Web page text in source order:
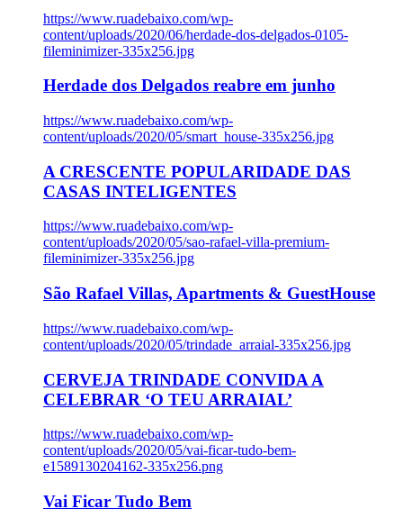
https://www.ruadebaixo.com/wp-
content/uploads/2020/06/herdade-dos-delgados-0105-
fileminimizer-335x256.jpg
Herdade dos Delgados reabre em junho
https://www.ruadebaixo.com/wp-
content/uploads/2020/05/smart_house-335x256.jpg
A CRESCENTE POPULARIDADE DAS
CASAS INTELIGENTES
https://www.ruadebaixo.com/wp-
content/uploads/2020/05/sao-rafael-villa-premium-
fileminimizer-335x256.jpg
São Rafael Villas, Apartments & GuestHouse
https://www.ruadebaixo.com/wp-
content/uploads/2020/05/trindade_arraial-335x256.jpg
CERVEJA TRINDADE CONVIDA A
CELEBRAR ‘O TEU ARRAIAL’
https://www.ruadebaixo.com/wp-
content/uploads/2020/05/vai-ficar-tudo-bem-
e1589130204162-335x256.png
Vai Ficar Tudo Bem